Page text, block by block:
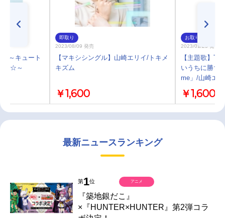
～キュート
ル☆～
即取り
2023/08/09 発売
【マキシシングル】山崎エリイ/トキメ
キズム
￥1,600
お取り寄せ
2023/01/25 発売
【主題歌】
いうちに勝ち
me」/山崎エ
￥1,600
最新ニュースランキング
第1位
『築地銀だこ』
×『HUNTER×HUNTER』第2弾コラ
アニメ